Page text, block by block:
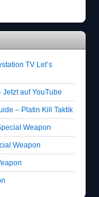
TV Let’s
auf YouTube
– Platin Kill Taktik
Weapon
Weapon